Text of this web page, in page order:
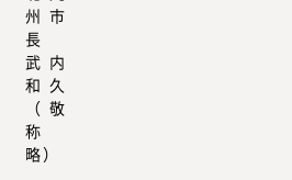
州市
長
武内
和久
（敬
称
略）